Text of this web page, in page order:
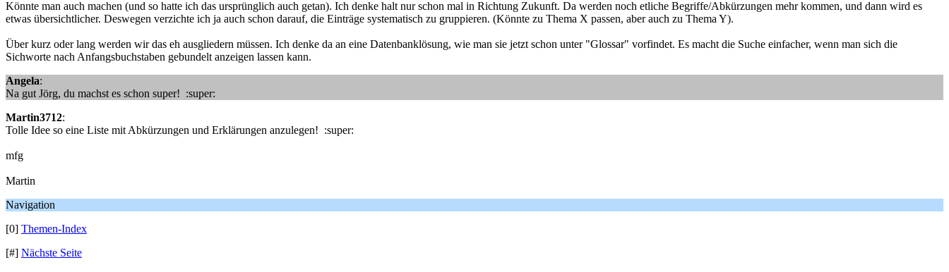
Könnte man auch machen (und so hatte ich das ursprünglich auch getan). Ich denke halt nur schon mal in Richtung Zukunft. Da werden noch etliche Begriffe/Abkürzungen mehr kommen, und dann wird es
etwas übersichtlicher. Deswegen verzichte ich ja auch schon darauf, die Einträge systematisch zu gruppieren. (Könnte zu Thema X passen, aber auch zu Thema Y).
Über kurz oder lang werden wir das eh ausgliedern müssen. Ich denke da an eine Datenbanklösung, wie man sie jetzt schon unter "Glossar" vorfindet. Es macht die Suche einfacher, wenn man sich die
Sichworte nach Anfangsbuchstaben gebundelt anzeigen lassen kann.
Angela:
Na gut Jörg, du machst es schon super! :super:
Martin3712:
Tolle Idee so eine Liste mit Abkürzungen und Erklärungen anzulegen! :super:
mfg
Martin
Navigation
[0] Themen-Index
[#] Nächste Seite